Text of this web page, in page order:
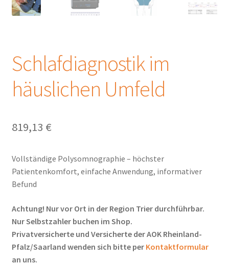
Schlafdiagnostik im
häuslichen Umfeld
819,13 €
Vollständige Polysomnographie – höchster
Patientenkomfort, einfache Anwendung, informativer
Befund
Achtung! Nur vor Ort in der Region Trier durchführbar.
Nur Selbstzahler buchen im Shop.
Privatversicherte und Versicherte der AOK Rheinland-
Pfalz/Saarland wenden sich bitte per Kontaktformular
an uns.